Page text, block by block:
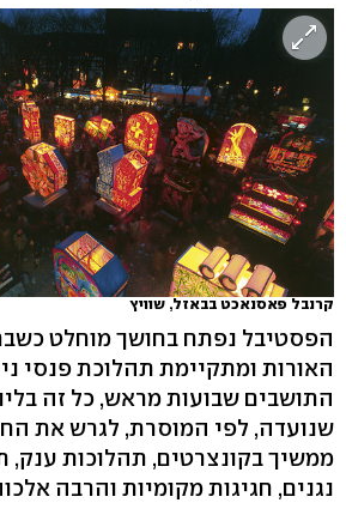
קרנבל פאסנאכט בבאזל, שוויץ
הפסטיבל נפתח בחושך מוחלט
האורות ומתקיימת תהלוכת פנסי
התושבים שבועות מראש, כל זה
שנועדה, לפי המוסרת, לגרש את
ממשיך בקונצרטים, תהלוכות ענק,
נגנים, חגיגות מקומיות והרבה